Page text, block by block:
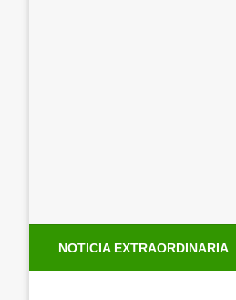
NOTICIA EXTRAORDINARIA